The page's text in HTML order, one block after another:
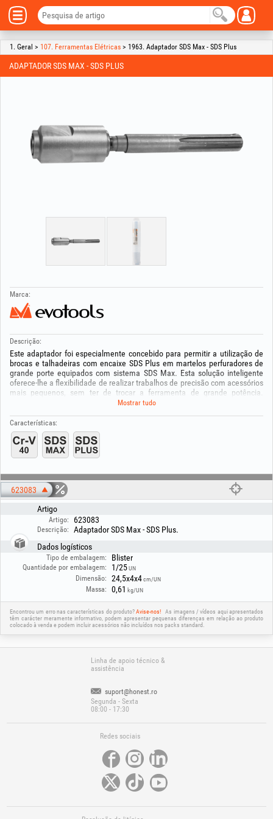
1. Geral > 107. Ferramentas Elétricas > 1963. Adaptador SDS Max - SDS Plus
ADAPTADOR SDS MAX - SDS PLUS
Marca:
Descrição:
Este adaptador foi especialmente concebido para permitir a utilização de
brocas e talhadeiras com encaixe SDS Plus em martelos perfuradores de
grande porte equipados com sistema SDS Max. Esta solução inteligente
oferece‑lhe a flexibilidade de realizar trabalhos de precisão com acessórios
mais pequenos, sem ter de trocar a ferramenta de grande potência.
Fabricado em aço carbono resistente, o adaptador garante uma fixação
eficiência em obra.
Especificações técnicas:
- Tipo de produto: adaptador de encaixe de ferramenta SDS Max para
acessórios SDS Plus.
- Comprimento total: 220 mm.
Manter fora do alcance das crianças. Utilize o produto apenas para a
finalidade para a qual foi concebido e apenas juntamente com as
ferramentas específicas.
Mostrar tudo
Características:
623083
Artigo
Artigo: 623083
Descrição:
Adaptador SDS Max - SDS Plus.
Dados logísticos
Tipo de embalagem: Blister
Quantidade por embalagem: 1/25UN
Dimensão: 24,5x4x4cm/UN
Massa: 0,61 kg/UN
Encontrou um erro nas características do produto?Avise-nos!
As imagens / vídeos aqui apresentados
têm carácter meramente informativo, podem apresentar pequenas diferenças em relação ao produto
colocado à venda e podem incluir acessórios não incluídos nos packs standard.
Linha de apoio técnico &
assistência
suport@honest.ro
Segunda - Sexta
08:00 - 17:30
Redes sociais